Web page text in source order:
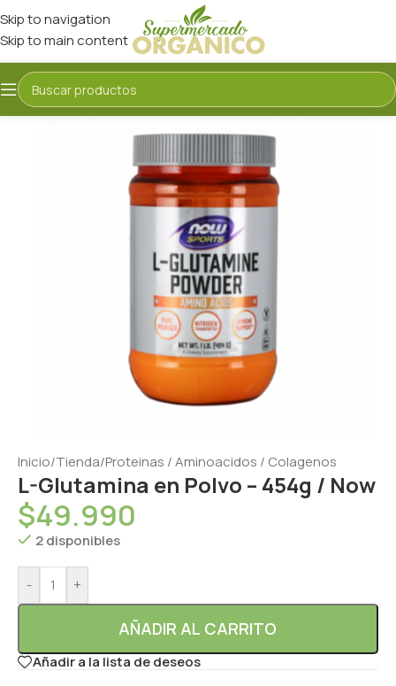
Skip to navigation
Skip to main content
Inicio/Tienda/Proteinas / Aminoacidos / Colagenos
L-Glutamina en Polvo – 454g / Now
$49.990
2 disponibles
- +
AÑADIR AL CARRITO
Añadir a la lista de deseos